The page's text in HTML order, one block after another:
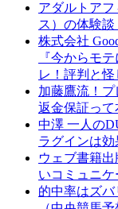
アダルトアフ
ス）の体験
株式会社
『今からモ
レ！評判と
加藤鷹流！プ
返金保証って
中澤 一人の
ラグインは
ウェブ書籍
いコミュニ
的中率はズ